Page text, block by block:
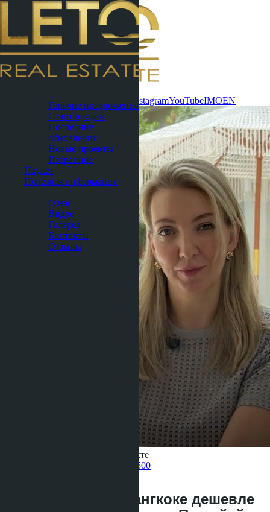
WhatsApp InstagramYouTubeIMOEN
Горячие предложения
Старт продаж
Последние
обновления
Новые проекты
Избранное
Пхукет
Полезная информация
О нас
Видео
Галерея
Контакты
Отзывы
Получить информацию об объекте
+66 80 006 4500
Аренда кондо в Бангкоке дешевле